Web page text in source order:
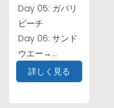
Day 05: ガパリ
ビーチ
Day 06: サンド
ウエー→...
詳しく見る